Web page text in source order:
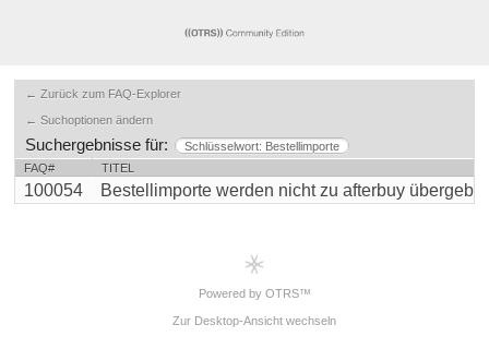
← Zurück zum FAQ-Explorer
← Suchoptionen ändern
Suchergebnisse für:
Schlüsselwort: Bestellimporte
FAQ#
TITEL
100054 Bestellimporte werden nicht zu afterbuy
Powered by OTRS™
Zur Desktop-Ansicht wechseln